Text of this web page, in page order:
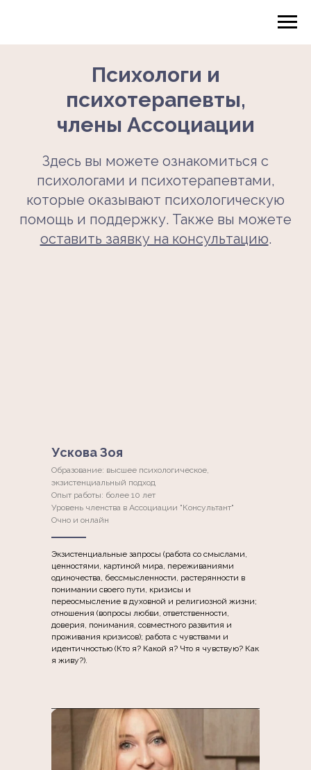
Психологи и
психотерапевты,
члены Ассоциации
Здесь вы можете ознакомиться с
психологами и психотерапевтами,
которые оказывают психологическую
помощь и поддержку. Также вы можете
оставить заявку на консультацию.
Ускова Зоя
Образование: высшее психологическое,
экзистенциальный подход
Опыт работы: более 10 лет
Уровень членства в Ассоциации "Консультант"
Очно и онлайн
Экзистенциальные запросы (работа со смыслами,
ценностями, картиной мира, переживаниями
одиночества, бессмысленности, растерянности в
понимании своего пути, кризисы и
переосмысление в духовной и религиозной жизни;
отношения (вопросы любви, ответственности,
доверия, понимания, совместного развития и
проживания кризисов); работа с чувствами и
идентичностью (Кто я? Какой я? Что я чувствую? Как
я живу?).